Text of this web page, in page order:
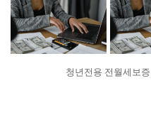
청년전용 전월세보